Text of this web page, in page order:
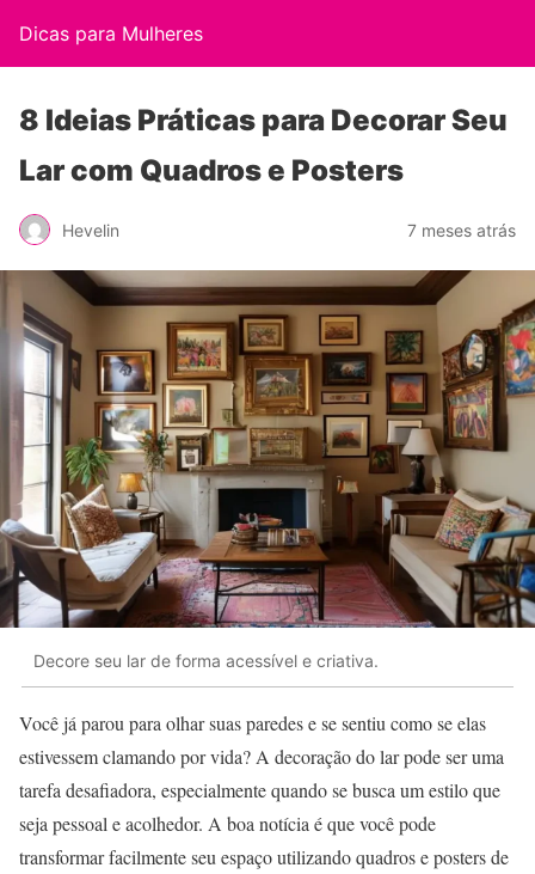
Dicas para Mulheres
8 Ideias Práticas para Decorar Seu
Lar com Quadros e Posters
Hevelin 7 meses atrás
Decore seu lar de forma acessível e criativa.
Você já parou para olhar suas paredes e se sentiu como se elas
estivessem clamando por vida? A decoração do lar pode ser uma
tarefa desafiadora, especialmente quando se busca um estilo que
seja pessoal e acolhedor. A boa notícia é que você pode
transformar facilmente seu espaço utilizando quadros e posters de